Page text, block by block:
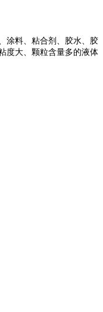
涂料、粘合剂、胶水、胶
度大、颗粒含量多的液体